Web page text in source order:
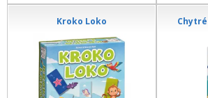
Kroko Loko